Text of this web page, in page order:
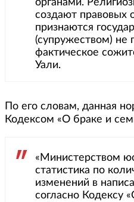
органами.
создают правовых
признаются
(супружеством) не
фактическое
Уали.
По его словам, данная
Кодексом «О браке и
«Министерством
статистика по
изменений в
согласно Кодексу